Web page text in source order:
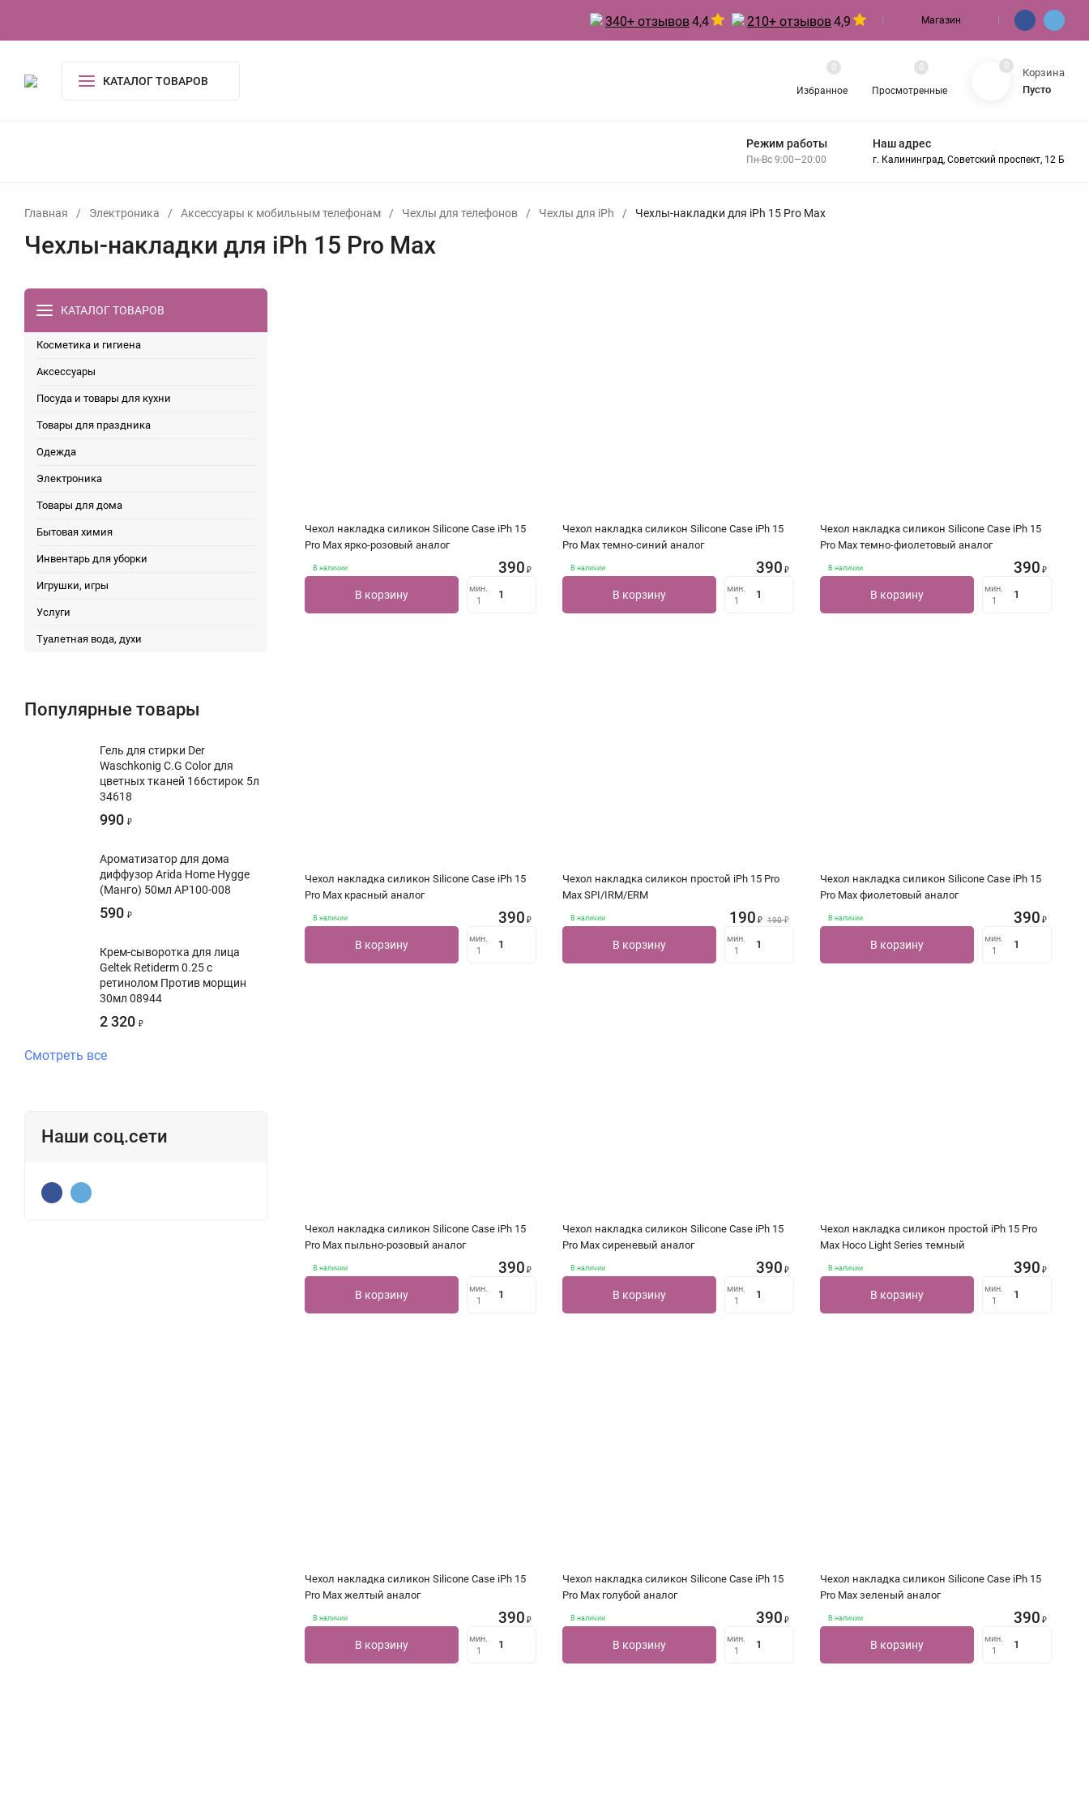
340+ отзывов4,4 210+ отзывов4,9 Магазин
КАТАЛОГ ТОВАРОВ
Избранное
0
Просмотренные
0 0
Корзина
Пусто
Режим работы
Пн-Вс 9:00—20:00
Наш адрес
г. Калининград, Советский проспект, 12 Б
Главная / Электроника / Аксессуары к мобильным телефонам / Чехлы для телефонов / Чехлы для iPh / Чехлы-накладки для iPh 15 Pro Max
Чехлы-накладки для iPh 15 Pro Max
КАТАЛОГ ТОВАРОВ
Косметика и гигиена
Аксессуары
Посуда и товары для кухни
Товары для праздника
Одежда
Электроника
Товары для дома
Бытовая химия
Инвентарь для уборки
Игрушки, игры
Услуги
Туалетная вода, духи
Популярные товары
Гель для стирки Der
Waschkonig C.G Color для
цветных тканей 166стирок 5л
34618
990 ₽
Ароматизатор для дома
диффузор Arida Home Hygge
(Манго) 50мл АР100-008
590 ₽
Крем-сыворотка для лица
Geltek Retiderm 0.25 с
ретинолом Против морщин
30мл 08944
2 320 ₽
Смотреть все
Наши соц.сети
Чехол накладка силикон Silicone Case iPh 15
Pro Max ярко-розовый аналог
В наличии 390 ₽
В корзину
мин.
1
Чехол накладка силикон Silicone Case iPh 15
Pro Max темно-синий аналог
В наличии 390 ₽
В корзину
мин.
1
Чехол накладка силикон Silicone Case iPh 15
Pro Max темно-фиолетовый аналог
В наличии 390 ₽
В корзину
мин.
1
Чехол накладка силикон Silicone Case iPh 15
Pro Max красный аналог
В наличии 390 ₽
В корзину
мин.
1
Чехол накладка силикон простой iPh 15 Pro
Max SPI/IRM/ERM
В наличии 190 ₽ 190 ₽
В корзину
мин.
1
Чехол накладка силикон Silicone Case iPh 15
Pro Max фиолетовый аналог
В наличии 390 ₽
В корзину
мин.
1
Чехол накладка силикон Silicone Case iPh 15
Pro Max пыльно-розовый аналог
В наличии 390 ₽
В корзину
мин.
1
Чехол накладка силикон Silicone Case iPh 15
Pro Max сиреневый аналог
В наличии 390 ₽
В корзину
мин.
1
Чехол накладка силикон простой iPh 15 Pro
Max Hoco Light Series темный
В наличии 390 ₽
В корзину
мин.
1
Чехол накладка силикон Silicone Case iPh 15
Pro Max желтый аналог
В наличии 390 ₽
В корзину
мин.
1
Чехол накладка силикон Silicone Case iPh 15
Pro Max голубой аналог
В наличии 390 ₽
В корзину
мин.
1
Чехол накладка силикон Silicone Case iPh 15
Pro Max зеленый аналог
В наличии 390 ₽
В корзину
мин.
1